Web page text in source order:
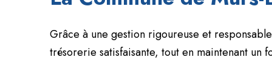
Grâce à une gestion rigoureuse et
trésorerie satisfaisante, tout en maintenant